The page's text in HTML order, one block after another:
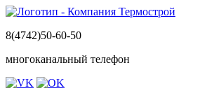
8(4742)50-60-50
многоканальный телефон